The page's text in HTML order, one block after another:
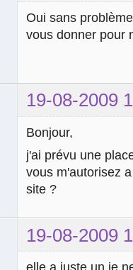
Oui sans
vous donner pour
19-08-2009
Bonjour,
j'ai prévu une
vous m'autorisez
site ?
19-08-2009
elle a juste un je